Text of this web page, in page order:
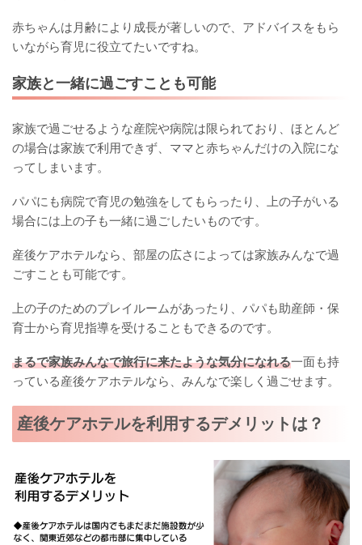
赤ちゃんは月齢により成長が著しいので、アドバイスをもら
いながら育児に役立てたいですね。
家族と一緒に過ごすことも可能
家族で過ごせるような産院や病院は限られており、ほとんど
の場合は家族で利用できず、ママと赤ちゃんだけの入院にな
ってしまいます。
パパにも病院で育児の勉強をしてもらったり、上の子がいる
場合には上の子も一緒に過ごしたいものです。
産後ケアホテルなら、部屋の広さによっては家族みんなで過
ごすことも可能です。
上の子のためのプレイルームがあったり、パパも助産師・保
育士から育児指導を受けることもできるのです。
まるで家族みんなで旅行に来たような気分になれる一面も持
っている産後ケアホテルなら、みんなで楽しく過ごせます。
産後ケアホテルを利用するデメリットは？